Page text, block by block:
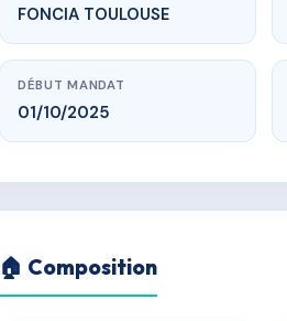
FONCIA TOULOUSE
DÉBUT MANDAT
01/10/2025
🏠 Composition